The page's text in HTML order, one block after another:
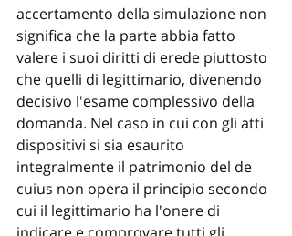
accertamento della simulazione non
significa che la parte abbia fatto
valere i suoi diritti di erede piuttosto
che quelli di legittimario, divenendo
decisivo l'esame complessivo della
domanda. Nel caso in cui con gli atti
dispositivi si sia esaurito
integralmente il patrimonio del de
cuius non opera il principio secondo
cui il legittimario ha l'onere di